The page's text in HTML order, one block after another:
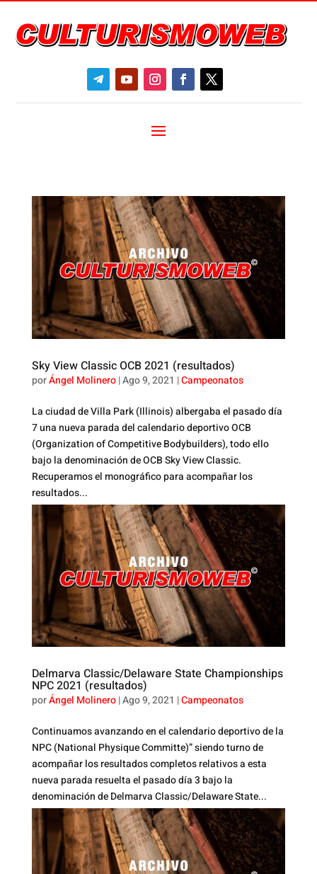
Sky View Classic OCB 2021 (resultados)
porÁngel Molinero|Ago 9, 2021 |Campeonatos
La ciudad de Villa Park (Illinois) albergaba el pasado día
7 una nueva parada del calendario deportivo OCB
(Organization of Competitive Bodybuilders), todo ello
bajo la denominación de OCB Sky View Classic.
Recuperamos el monográfico para acompañar los
resultados...
Delmarva Classic/Delaware State Championships
NPC 2021 (resultados)
porÁngel Molinero|Ago 9, 2021 |Campeonatos
Continuamos avanzando en el calendario deportivo de la
NPC (National Physique Committe)” siendo turno de
acompañar los resultados completos relativos a esta
nueva parada resuelta el pasado día 3 bajo la
denominación de Delmarva Classic/Delaware State...